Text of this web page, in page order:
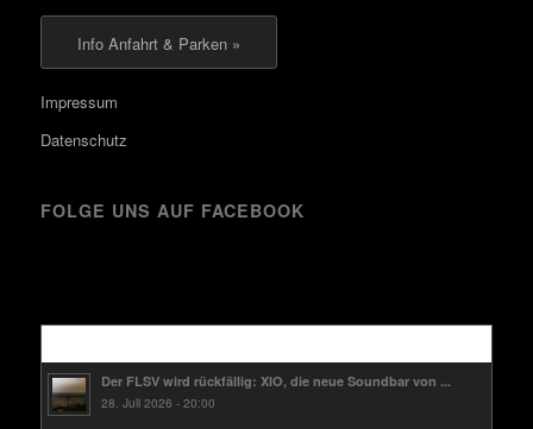
Info Anfahrt & Parken »
Impressum
Datenschutz
FOLGE UNS AUF FACEBOOK
Der FLSV wird rückfällig: XIO, die neue Soundbar von ...
28. Juli 2026 - 20:00